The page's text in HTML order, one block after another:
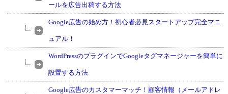
ールを広告出稿する方法
Google広告の始め方！初心者必見スタートアップ完全マニ
ュアル！
WordPressのプラグインでGoogleタグマネージャーを簡単に
設置する方法
Google広告のカスタマーマッチ！顧客情報（メールアドレ